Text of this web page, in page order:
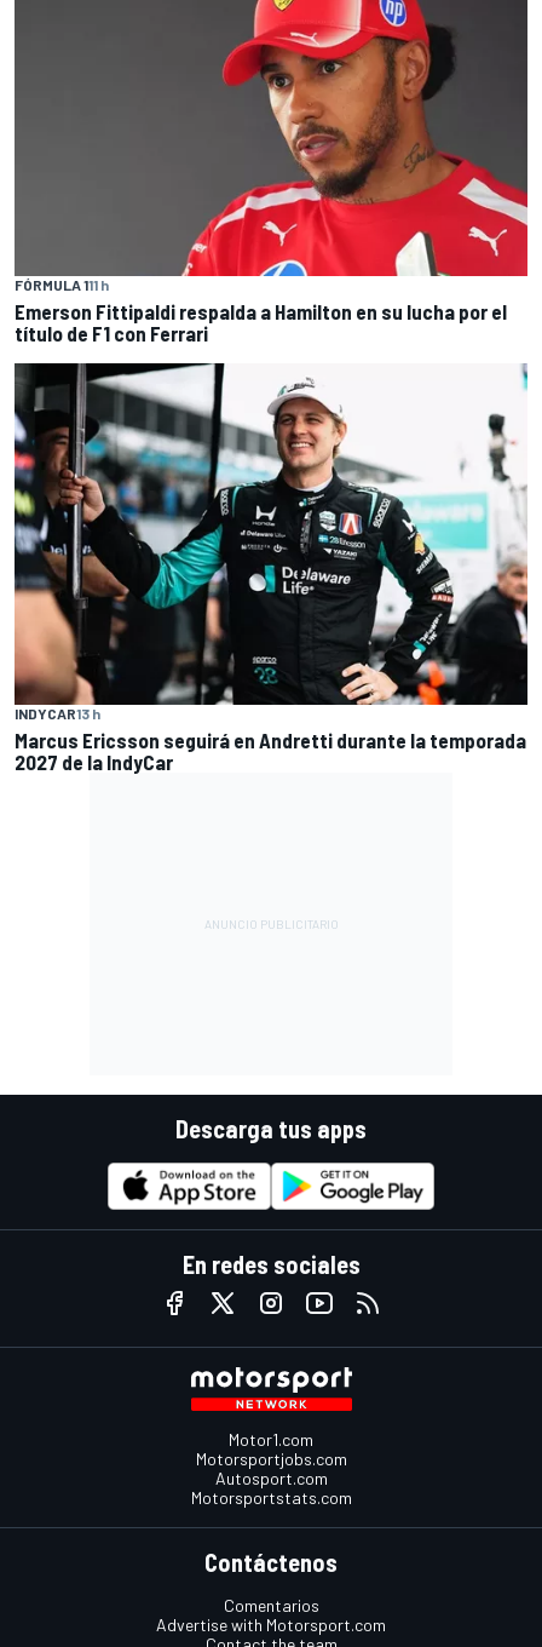
FÓRMULA 111 h
Emerson Fittipaldi respalda a Hamilton en su lucha por el
título de F1 con Ferrari
INDYCAR13 h
Marcus Ericsson seguirá en Andretti durante la temporada
2027 de la IndyCar
Descarga tus apps
En redes sociales
Motor1.com
Motorsportjobs.com
Autosport.com
Motorsportstats.com
Contáctenos
Comentarios
Advertise with Motorsport.com